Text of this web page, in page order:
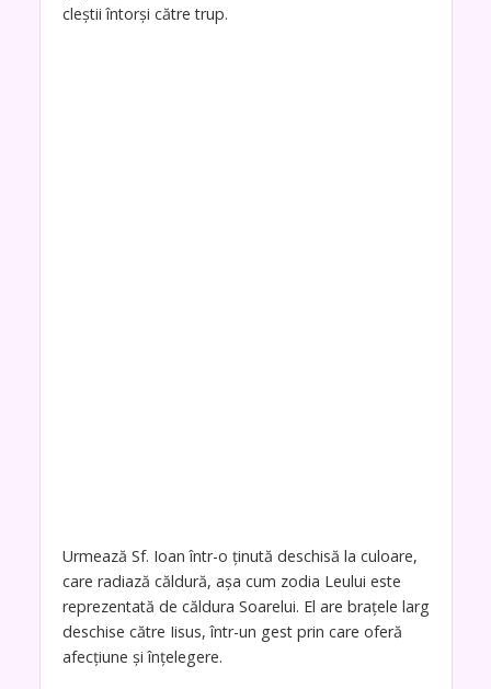
cleștii întorși către trup.
Urmează Sf. Ioan într-o ținută deschisă la culoare,
care radiază căldură, așa cum zodia Leului este
reprezentată de căldura Soarelui. El are brațele larg
deschise către Iisus, într-un gest prin care oferă
afecțiune și înțelegere.